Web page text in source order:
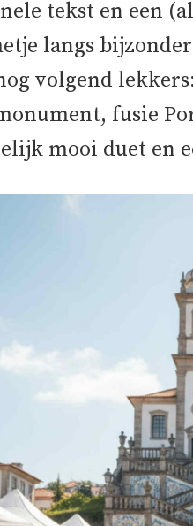
tekst en een
langs
volgend
fusie
mooi duet en